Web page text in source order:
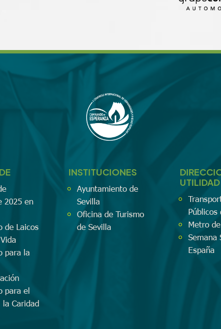
2025 en
de Laicos
para la
para el
la Caridad
INSTITUCIONES
Ayuntamiento de
Sevilla
Oficina de Turismo
de Sevilla
UTILIDAD
Públicos
Metro
Semana
España